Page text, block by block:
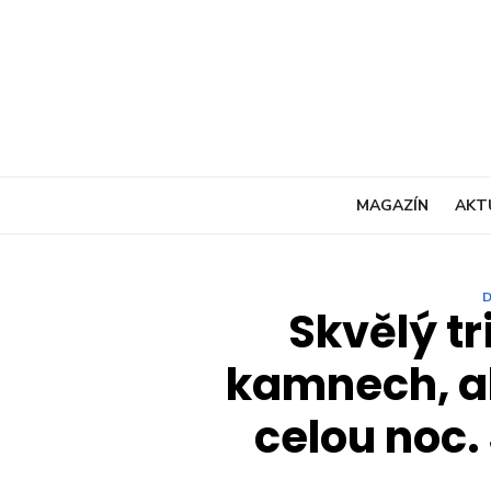
MAGAZÍN
Skvělý
kamnech,
celou